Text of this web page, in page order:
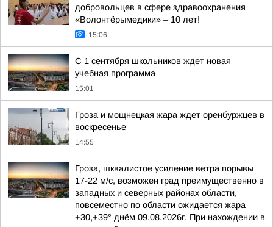
добровольцев в сфере здравоохранения
«Волонтёрымедики» – 10 лет!
15:06
С 1 сентября школьников ждет новая
учебная программа
15:01
Гроза и мощнецкая жара ждет оренбуржцев в
воскресенье
14:55
Гроза, шквалистое усиление ветра порывы
17-22 м/с, возможен град преимущественно в
западных и северных районах области,
повсеместно по области ожидается жара
+30,+39° днём 09.08.2026г. При нахождении в